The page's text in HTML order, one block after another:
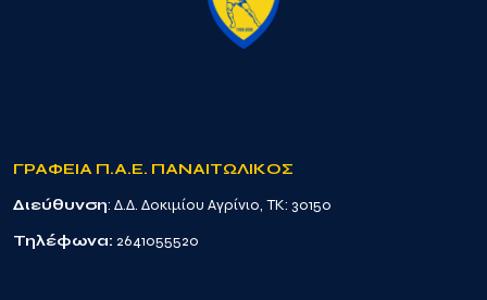
ΓΡΑΦΕΙΑ Π.Α.Ε. ΠΑΝΑΙΤΩΛΙΚΟΣ
Διεύθυνση: Δ.Δ. Δοκιμίου Αγρίνιο, TK: 30150
Τηλέφωνα: 2641055520